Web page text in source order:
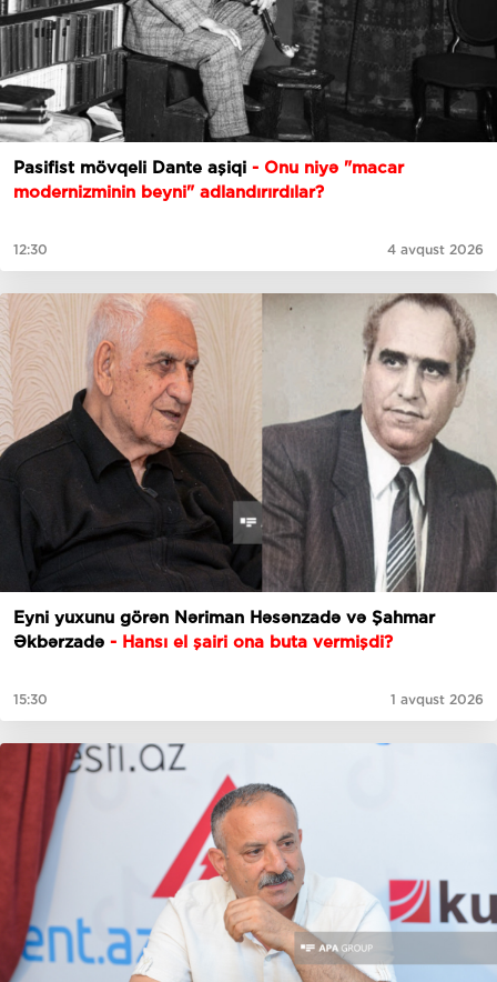
Pasifist mövqeli Dante aşiqi - Onu niyə "macar
modernizminin beyni" adlandırırdılar?
12:30 4 avqust 2026
Eyni yuxunu görən Nəriman Həsənzadə və Şahmar
Əkbərzadə - Hansı el şairi ona buta vermişdi?
15:30 1 avqust 2026